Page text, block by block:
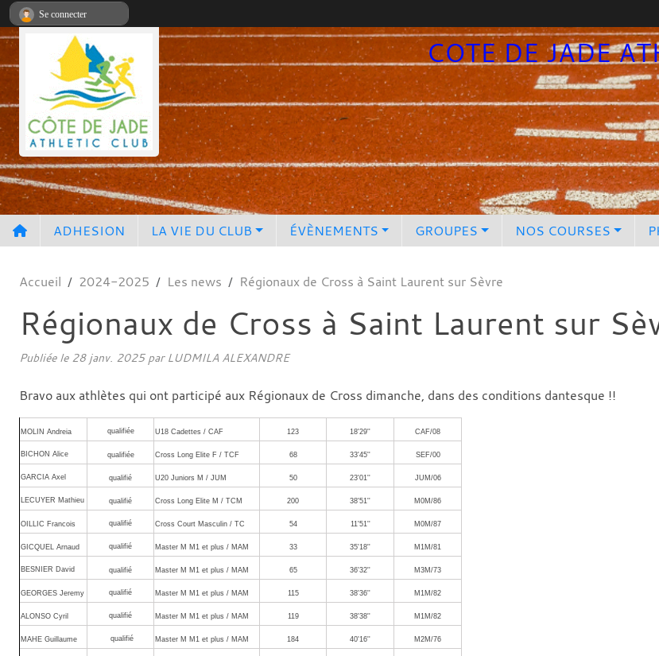
COTE DE JADE
ADHESION LA VIE DU CLUB ÉVÈNEMENTS GROUPES NOS COURSES
Accueil 2024-2025 Les news Régionaux de Cross à Saint Laurent sur Sèvre
Régionaux de Cross à Saint Laurent sur
Publiée le 28 janv. 2025par LUDMILA ALEXANDRE
Bravo aux athlètes qui ont participé aux Régionaux de Cross dimanche, dans des conditions dantesque !!
MOLIN Andreia qualifiée U18 Cadettes / CAF 123 18'29'' CAF/08
BICHON Alice qualifiée Cross Long Elite F / TCF 68 33'45'' SEF/00
GARCIA Axel qualifié U20 Juniors M / JUM 50 23'01'' JUM/06
LECUYER Mathieu qualifié Cross Long Elite M / TCM 200 38'51'' M0M/86
OILLIC Francois qualifié Cross Court Masculin / TC 54 11'51'' M0M/87
GICQUEL Arnaud qualifié Master M M1 et plus / MAM 33 35'18'' M1M/81
BESNIER David qualifié Master M M1 et plus / MAM 65 36'32'' M3M/73
GEORGES Jeremy qualifié Master M M1 et plus / MAM 115 38'36'' M1M/82
ALONSO Cyril qualifié Master M M1 et plus / MAM 119 38'38'' M1M/82
MAHE Guillaume qualifié Master M M1 et plus / MAM 184 40'16'' M2M/76
Se connecter
Panneau de gestion des cookies